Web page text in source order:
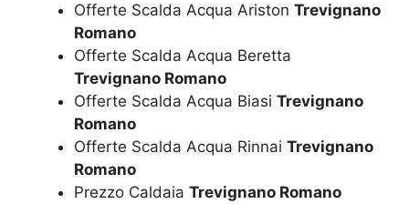
Offerte Scalda Acqua Ariston Trevignano
Romano
Offerte Scalda Acqua Beretta
Trevignano Romano
Offerte Scalda Acqua Biasi Trevignano
Romano
Offerte Scalda Acqua Rinnai Trevignano
Romano
Prezzo Caldaia Trevignano Romano